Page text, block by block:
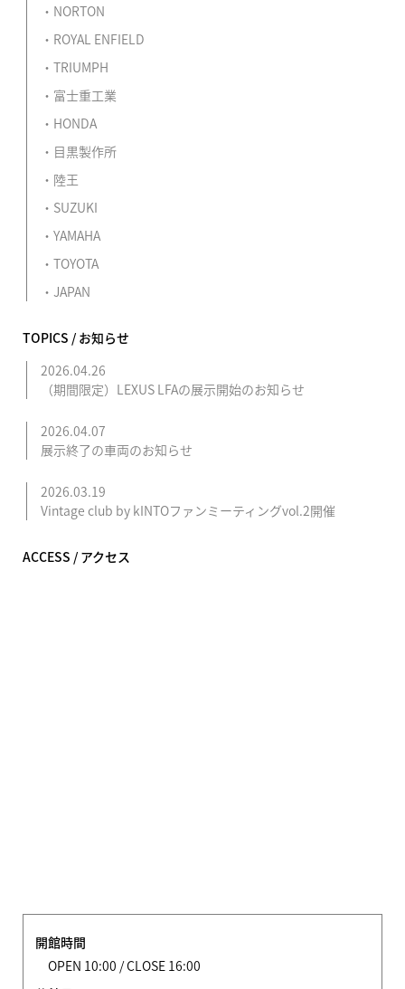
NORTON
ROYAL ENFIELD
TRIUMPH
富士重工業
HONDA
目黒製作所
陸王
SUZUKI
YAMAHA
TOYOTA
JAPAN
TOPICS / お知らせ
2026.04.26
（期間限定）LEXUS LFAの展示開始のお知らせ
2026.04.07
展示終了の車両のお知らせ
2026.03.19
Vintage club by kINTOファンミーティングvol.2開催
ACCESS / アクセス
開館時間
OPEN 10:00 / CLOSE 16:00